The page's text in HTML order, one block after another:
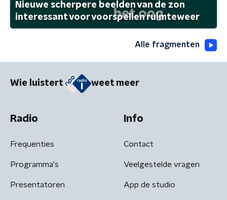
Nieuwe scherpere beelden van de zon
interessant voor voorspellen ruimteweer
Alle fragmenten
Wie luistert weet meer
Radio
Frequenties
Programma's
Presentatoren
Info
Contact
Veelgestelde vragen
App de studio